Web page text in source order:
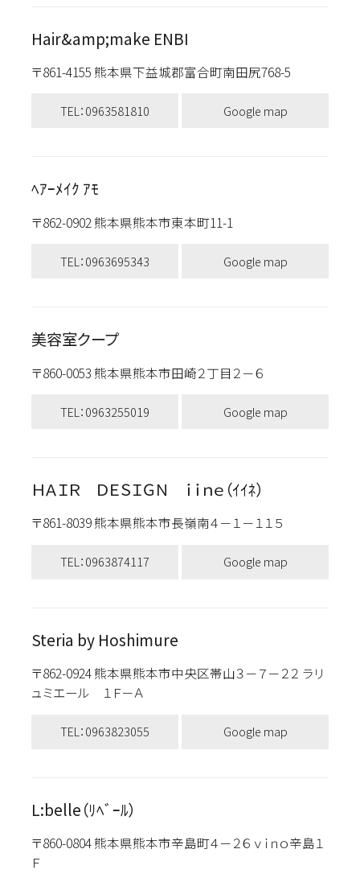
Hair&amp;make ENBI
〒861-4155 熊本県下益城郡富合町南田尻768-5
TEL：0963581810 Google map
ﾍｱｰﾒｲｸ ｱﾓ
〒862-0902 熊本県熊本市東本町11-1
TEL：0963695343 Google map
美容室クープ
〒860-0053 熊本県熊本市田崎２丁目２－６
TEL：0963255019 Google map
ＨＡＩＲ ＤＥＳＩＧＮ ｉｉｎｅ（ｲｲﾈ）
〒861-8039 熊本県熊本市長嶺南４－１－１１５
TEL：0963874117 Google map
Steria by Hoshimure
〒862-0924 熊本県熊本市中央区帯山３－７－２２ ラリ
ュミエール １Ｆ－Ａ
TEL：0963823055 Google map
L:belle（ﾘﾍﾞｰﾙ）
〒860-0804 熊本県熊本市辛島町４－２６ ｖｉｎｏ辛島１
Ｆ